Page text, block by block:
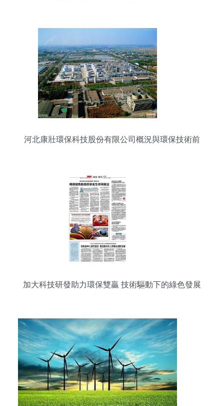
河北康壯環保科技股份有限公司概況與環保技術前
加大科技研發助力環保雙贏 技術驅動下的綠色發展